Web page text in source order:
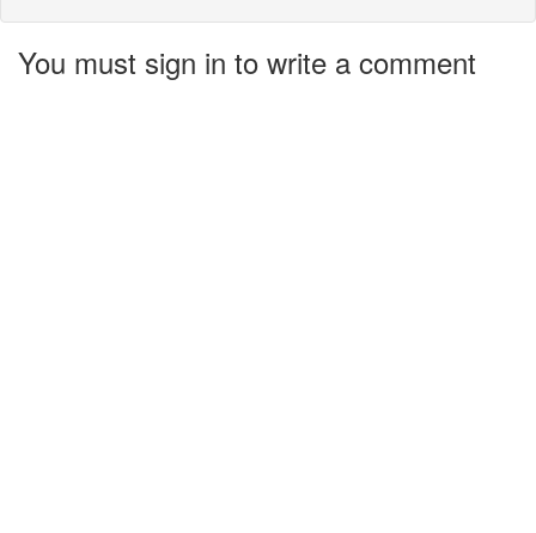
You must sign in to write a comment